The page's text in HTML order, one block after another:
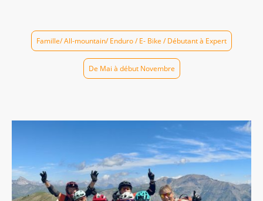
Famille/ All-mountain/ Enduro / E- Bike / Débutant à Expert
De Mai à début Novembre